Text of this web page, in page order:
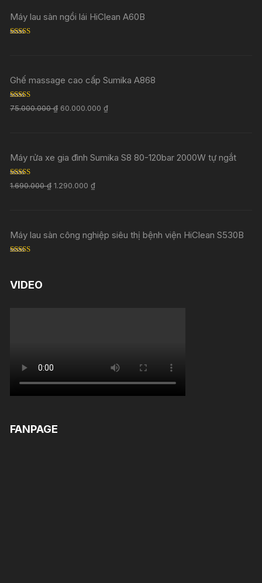
Máy lau sàn ngồi lái HiClean A60B
Ghế massage cao cấp Sumika A868
Rated5.00
out of 5
75.000.000₫ 60.000.000₫
Máy rửa xe gia đình Sumika S8 80-120bar 2000W tự ngắt
Rated 5.00
out of 5
1.690.000₫ 1.290.000₫
Máy lau sàn công nghiệp siêu thị bệnh viện HiClean S530B
VIDEO
FANPAGE